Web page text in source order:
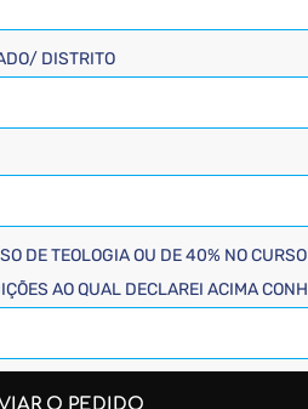
DISTRITO
DE TEOLOGIA OU DE 40% NO
AO QUAL DECLAREI ACIMA
O PEDIDO